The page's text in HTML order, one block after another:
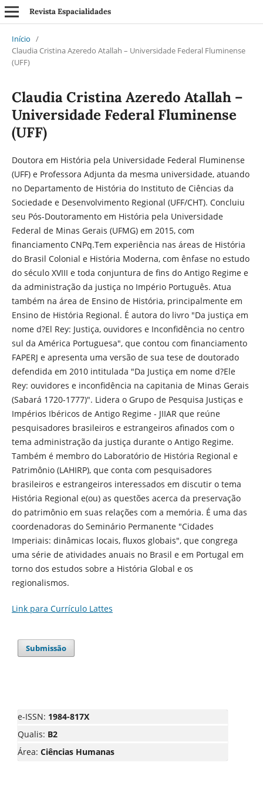
Revista Espacialidades
Início /
Claudia Cristina Azeredo Atallah – Universidade Federal Fluminense
(UFF)
Claudia Cristina Azeredo Atallah –
Universidade Federal Fluminense
(UFF)
Doutora em História pela Universidade Federal Fluminense
(UFF) e Professora Adjunta da mesma universidade, atuando
no Departamento de História do Instituto de Ciências da
Sociedade e Desenvolvimento Regional (UFF/CHT). Concluiu
seu Pós-Doutoramento em História pela Universidade
Federal de Minas Gerais (UFMG) em 2015, com
financiamento CNPq.Tem experiência nas áreas de História
do Brasil Colonial e História Moderna, com ênfase no estudo
do século XVIII e toda conjuntura de fins do Antigo Regime e
da administração da justiça no Império Português. Atua
também na área de Ensino de História, principalmente em
Ensino de História Regional. É autora do livro "Da justiça em
nome d?El Rey: Justiça, ouvidores e Inconfidência no centro
sul da América Portuguesa", que contou com financiamento
FAPERJ e apresenta uma versão de sua tese de doutorado
defendida em 2010 intitulada "Da Justiça em nome d?Ele
Rey: ouvidores e inconfidência na capitania de Minas Gerais
(Sabará 1720-1777)". Lidera o Grupo de Pesquisa Justiças e
Impérios Ibéricos de Antigo Regime - JIIAR que reúne
pesquisadores brasileiros e estrangeiros afinados com o
tema administração da justiça durante o Antigo Regime.
Também é membro do Laboratório de História Regional e
Patrimônio (LAHIRP), que conta com pesquisadores
brasileiros e estrangeiros interessados em discutir o tema
História Regional e(ou) as questões acerca da preservação
do patrimônio em suas relações com a memória. É uma das
coordenadoras do Seminário Permanente "Cidades
Imperiais: dinâmicas locais, fluxos globais", que congrega
uma série de atividades anuais no Brasil e em Portugal em
torno dos estudos sobre a História Global e os
regionalismos.
Link para Currículo Lattes
Submissão
e-ISSN: 1984-817X
Qualis: B2
Área: Ciências Humanas